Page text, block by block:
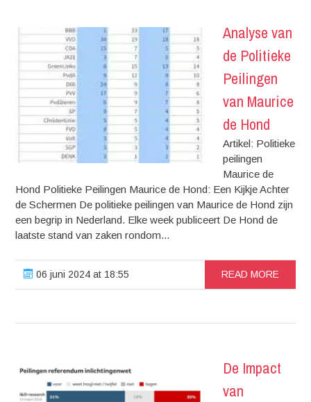
Analyse van
de Politieke
Peilingen
van Maurice
de Hond
Artikel: Politieke
peilingen
Maurice de
Hond Politieke Peilingen Maurice de Hond: Een Kijkje Achter
de Schermen De politieke peilingen van Maurice de Hond zijn
een begrip in Nederland. Elke week publiceert De Hond de
laatste stand van zaken rondom...
06 juni 2024 at 18:55 READ MORE
De Impact
van